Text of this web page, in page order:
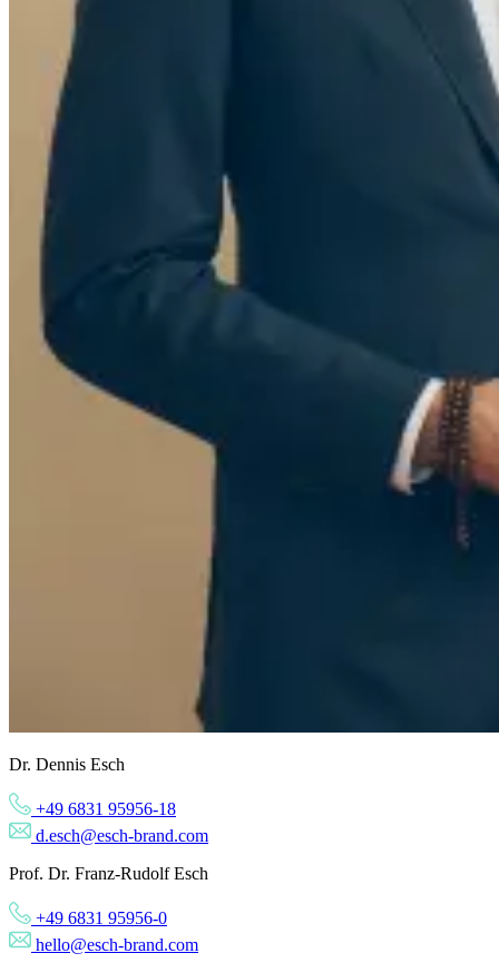
Dr. Dennis Esch
+49 6831 95956-18
d.esch@esch-brand.com
Prof. Dr. Franz-Rudolf Esch
+49 6831 95956-0
hello@esch-brand.com